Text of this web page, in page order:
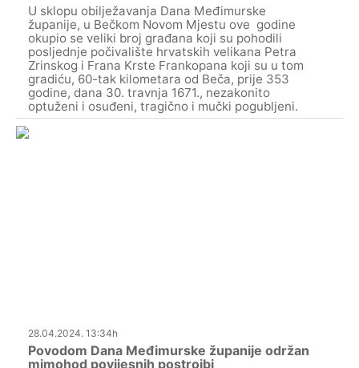
U sklopu obilježavanja Dana Međimurske
županije, u Bečkom Novom Mjestu ove godine
okupio se veliki broj građana koji su pohodili
posljednje počivalište hrvatskih velikana Petra
Zrinskog i Frana Krste Frankopana koji su u tom
gradiću, 60-tak kilometara od Beča, prije 353
godine, dana 30. travnja 1671., nezakonito
optuženi i osuđeni, tragično i mučki pogubljeni.
28.04.2024. 13:34h
Povodom Dana Međimurske županije održan
mimohod povijesnih postrojbi